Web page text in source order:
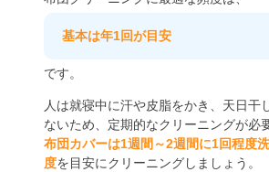
基本は年1回が目安
です。
人は就寝中に汗や皮脂をかき、天日干
ないため、定期的なクリーニングが必
布団カバーは1週間～2週間に1回程度
度を目安にクリーニングしましょう。